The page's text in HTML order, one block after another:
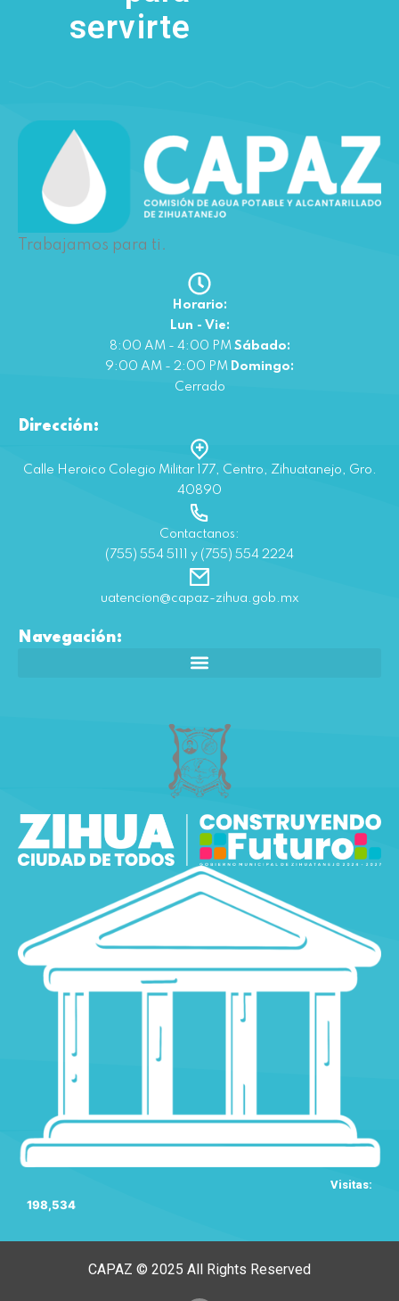
servirte
Trabajamos para ti.
Horario:
Lun - Vie:
8:00 AM - 4:00 PM Sábado:
9:00 AM - 2:00 PM Domingo:
Cerrado
Dirección:
Calle Heroico Colegio Militar 177, Centro, Zihuatanejo, Gro.
40890
Contactanos:
(755) 554 5111 y (755) 554 2224
uatencion@capaz-zihua.gob.mx
Navegación:
Visitas:
198,534
CAPAZ © 2025 All Rights Reserved